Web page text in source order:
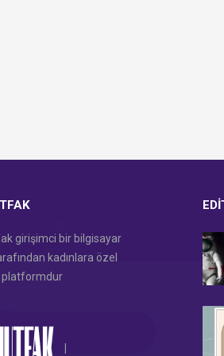
girişimci bir bilgisayar
kadınlara özel
platformdur
|